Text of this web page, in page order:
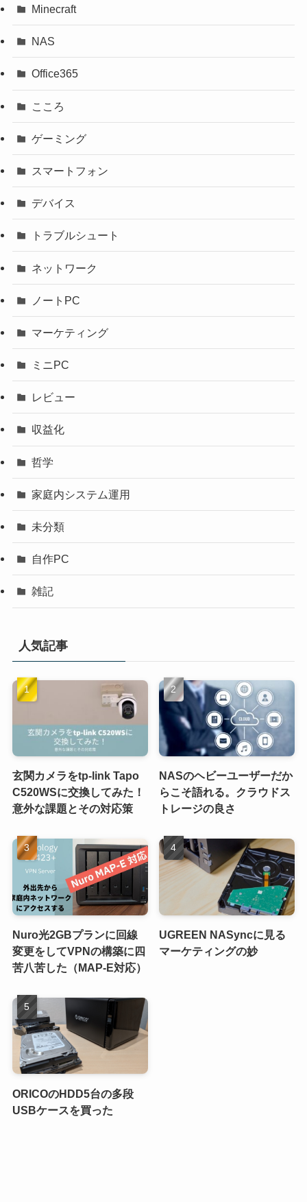
Minecraft
NAS
Office365
こころ
ゲーミング
スマートフォン
デバイス
トラブルシュート
ネットワーク
ノートPC
マーケティング
ミニPC
レビュー
収益化
哲学
家庭内システム運用
未分類
自作PC
雑記
人気記事
玄関カメラをtp-link Tapo
C520WSに交換してみた！
意外な課題とその対応策
NASのヘビーユーザーだか
らこそ語れる。クラウドス
トレージの良さ
Nuro光2GBプランに回線
変更をしてVPNの構築に四
苦八苦した（MAP-E対応）
UGREEN NASyncに見る
マーケティングの妙
ORICOのHDD5台の多段
USBケースを買った